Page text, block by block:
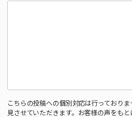
こちらの投稿への個別対応は行っており
見させていただきます。お客様の声をも